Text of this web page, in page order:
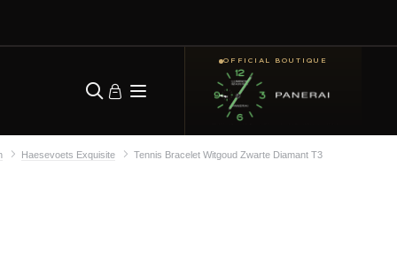
OFFICIAL BOUTIQUE
Haesevoets Exquisite Tennis Bracelet Witgoud Zwarte Diamant T3